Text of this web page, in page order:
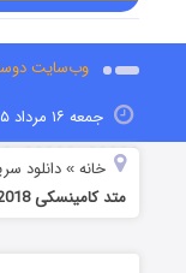
وب‌سایت
جمعه ۱۶ مرداد ۱۴۰۵
خانه »دانلود
متد کامینسکی The Kominsky Method 2018